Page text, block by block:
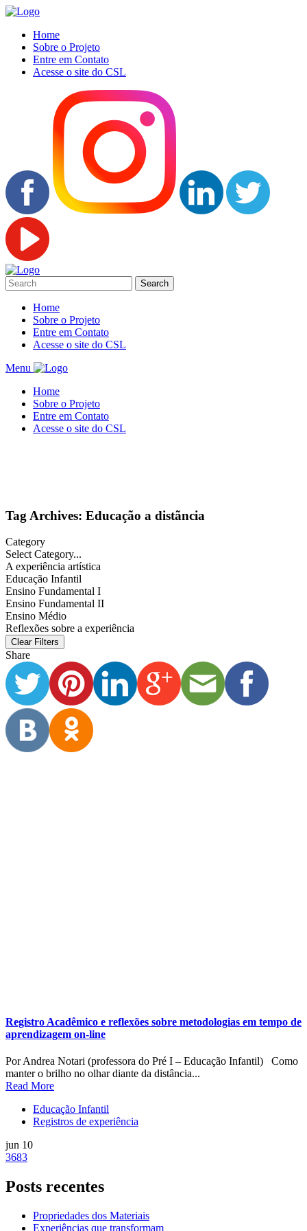
Home
Sobre o Projeto
Entre em Contato
Acesse o site do CSL
Home
Sobre o Projeto
Entre em Contato
Acesse o site do CSL
Menu
Home
Sobre o Projeto
Entre em Contato
Acesse o site do CSL
Tag Archives: Educação a distãncia
Category
Select Category...
A experiência artística
Educação Infantil
Ensino Fundamental I
Ensino Fundamental II
Ensino Médio
Reflexões sobre a experiência
Clear Filters
Share
Registro Acadêmico e reflexões sobre metodologias em tempo de
aprendizagem on-line
Por Andrea Notari (professora do Pré I – Educação Infantil) Como
manter o brilho no olhar diante da distância...
Read More
Educação Infantil
Registros de experiência
jun 10
3683
Posts recentes
Propriedades dos Materiais
Experiências que transformam